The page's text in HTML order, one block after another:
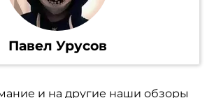
Павел Урусов
и на другие наши обзоры